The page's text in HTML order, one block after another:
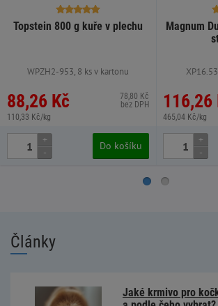
Topstein 800 g kuře v plechu
WPZH2-953, 8 ks v kartonu
88,26 Kč
110,33 Kč/kg
78,80 Kč
bez DPH
+
-
Do košíku
Magnum
116,26
465,04 Kč/kg
+
-
Články
Jaké krmivo pro